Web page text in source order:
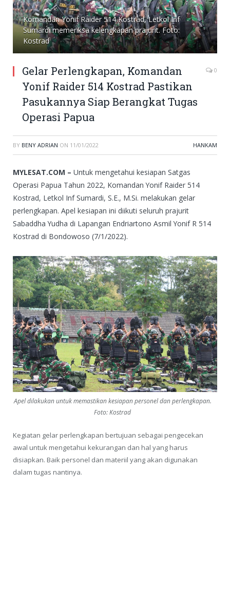
Komandan Yonif Raider 514 Kostrad, Letkol Inf
Sumardi memeriksa kelengkapan prajurit. Foto:
Kostrad
Gelar Perlengkapan, Komandan
Yonif Raider 514 Kostrad Pastikan
Pasukannya Siap Berangkat Tugas
Operasi Papua
0
BY BENY ADRIAN ON 11/01/2022 HANKAM
MYLESAT.COM – Untuk mengetahui kesiapan Satgas
Operasi Papua Tahun 2022, Komandan Yonif Raider 514
Kostrad, Letkol Inf Sumardi, S.E., M.Si. melakukan gelar
perlengkapan. Apel kesiapan ini diikuti seluruh prajurit
Sabaddha Yudha di Lapangan Endriartono Asmil Yonif R 514
Kostrad di Bondowoso (7/1/2022).
Apel dilakukan untuk memastikan kesiapan personel dan perlengkapan.
Foto: Kostrad
Kegiatan gelar perlengkapan bertujuan sebagai pengecekan
awal untuk mengetahui kekurangan dan hal yang harus
disiapkan. Baik personel dan materiil yang akan digunakan
dalam tugas nantinya.